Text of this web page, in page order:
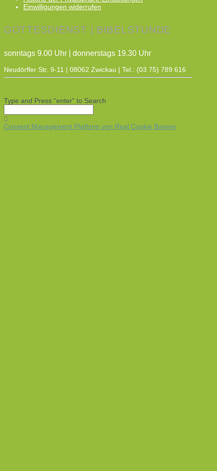
Einwilligungen widerrufen
GOTTESDIENST | BIBELSTUNDE
sonntags 9.00 Uhr | donnerstags 19.30 Uhr
Neudörfler Str. 9-11 | 08062 Zwickau | Tel.: (03 75) 789 616
Type and Press “enter” to Search
Consent Management Platform von Real Cookie Banner